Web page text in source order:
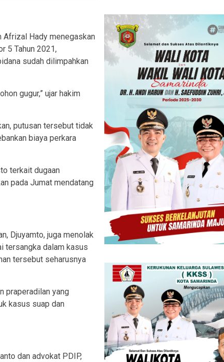
Afrizal Hady menegaskan
5 Tahun 2021,
sudah dilimpahkan
gugur,” ujar hakim
putusan tersebut tidak
biaya perkara
terkait dugaan
pada Jumat mendatang
Djuyamto, juga menolak
tersangka dalam kasus
tersebut seharusnya
praperadilan yang
kasus suap dan
dan advokat PDIP,